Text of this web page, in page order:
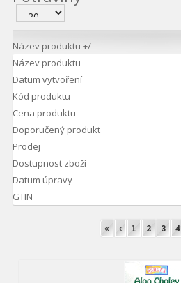
Název produktu +/-
Název produktu
Datum vytvoření
Kód produktu
Cena produktu
Doporučený produkt
Prodej
Dostupnost zboží
Datum úpravy
GTIN
1 2 3 4